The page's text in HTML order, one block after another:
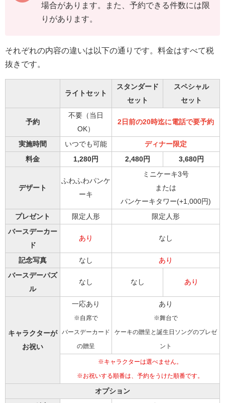
場合があります。また、予約できる件数には限
りがあります。
それぞれの内容の違いは以下の通りです。料金はすべて税
抜きです。
ライトセット
スタンダード
セット
スペシャル
セット
予約
不要（当日
OK）
2日前の20時迄に電話で要予約
実施時間 いつでも可能
ディナー限定
料金
1,280円 2,480円 3,680円
デザート
ふわふわパンケ
ーキ
ミニケーキ3号
または
パンケーキタワー(+1,000円)
プレゼント
限定人形
限定人形
バースデーカー
ド
あり なし
記念写真 なし
あり
バースデーパズ
ル
なし なし あり
キャラクターが
お祝い
一応あり
※自席で
バースデーカード
の贈呈
あり
※舞台で
ケーキの贈呈と誕生日ソングのプレゼ
ント
※キャラクターは選べません。
※お祝いする順番は、予約をうけた順番です。
オプション